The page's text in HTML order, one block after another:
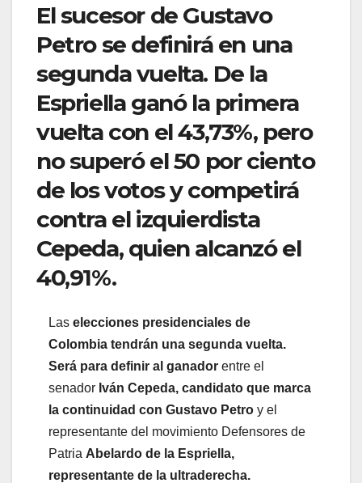
El sucesor de Gustavo
Petro se definirá en una
segunda vuelta. De la
Espriella ganó la primera
vuelta con el 43,73%, pero
no superó el 50 por ciento
de los votos y competirá
contra el izquierdista
Cepeda, quien alcanzó el
40,91%.
Las elecciones presidenciales de
Colombia tendrán una segunda vuelta.
Será para definir al ganador entre el
senador Iván Cepeda, candidato que marca
la continuidad con Gustavo Petro y el
representante del movimiento Defensores de
Patria Abelardo de la Espriella,
representante de la ultraderecha.